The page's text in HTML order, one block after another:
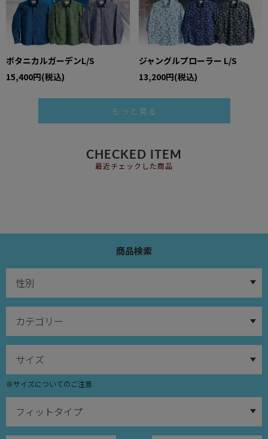
ボタニカルガーデンL/S
15,400円(税込)
ジャングルプローラー L/S
13,200円(税込)
もっと見る
CHECKED ITEM
最近チェックした商品
商品検索
※サイズについてのご注意